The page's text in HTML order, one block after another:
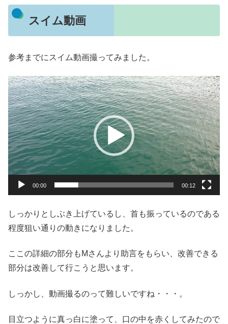
スイム動画
参考までにスイム動画撮ってみました。
動
画
プ
レ
ー
ヤ
ー
00:00 00:12
しっかりとしぶき上げているし、首も振っているのである
程度狙い通りの動きになりました。
ここの詳細の部分もMさんより助言をもらい、改善できる
部分は改善して行こうと思います。
しっかし、動画撮るのって難しいですね・・・。
目立つように真っ白に塗って、口の中を赤くしてみたので